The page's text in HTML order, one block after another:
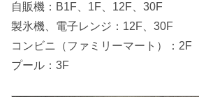
自販機：B1F、1F、12F、30F
製氷機、電子レンジ：12F、30F
コンビニ（ファミリーマート）：2F
プール：3F